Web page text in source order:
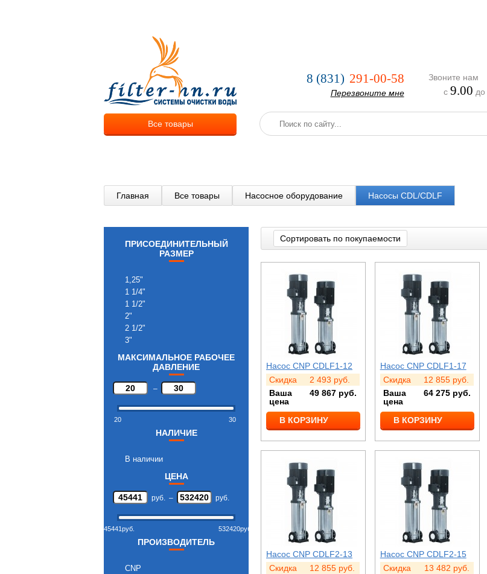
Все товары
8 (831) 291-00-58
Перезвоните мне
Звоните нам
с 9.00 до
Главная Все товары Насосное оборудование Насосы CDL/CDLF
ПРИСОЕДИНИТЕЛЬНЫЙ
РАЗМЕР
1,25"
1 1/4"
1 1/2"
2"
2 1/2"
3"
МАКСИМАЛЬНОЕ РАБОЧЕЕ
ДАВЛЕНИЕ
–
20 30
НАЛИЧИЕ
В наличии
ЦЕНА
руб. – руб.
45441 руб. 532420руб.
ПРОИЗВОДИТЕЛЬ
CNP
Сортировать по покупаемости
Насос CNP CDLF1-12
Скидка
2 493 руб.
Ваша
цена
49 867 руб.
В КОРЗИНУ
Насос CNP CDLF1-17
Скидка
12 855руб.
Ваша
цена
64 275руб.
В КОРЗИНУ
Насос CNP CDLF2-13
Скидка
12 855 руб.
Насос CNP CDLF2-15
Скидка
13 482 руб.